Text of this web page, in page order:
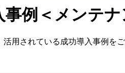
例＜メンテナ
用されている成功導入事例をご